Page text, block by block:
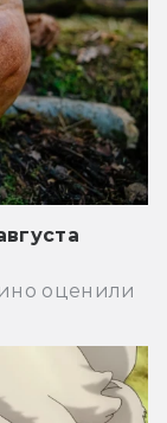
оценили